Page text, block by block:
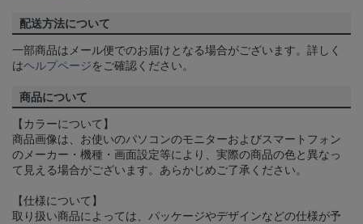
配送方法について
一部商品はメール便でのお届けとなる場合がございます。詳しく
はヘルプページをご確認ください。
商品について
【カラーについて】
商品画像は、お使いのパソコンのモニターおよびスマートフォン
のメーカー・機種・画面設定等により、実際の商品の色と異なっ
て見える場合がございます。あらかじめご了承ください。
【仕様について】
取り扱い商品によっては、パッケージやデザインなどの仕様が予